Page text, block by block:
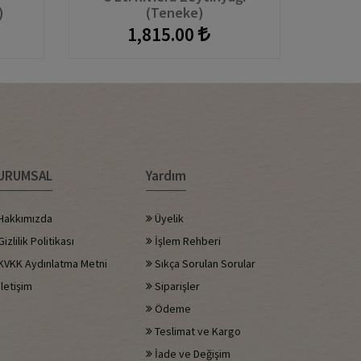
(Teneke)
1,815.00
Politikası
Aydınlatma Metni
Yardım
Üyelik
İşlem Rehberi
Sıkça Sorulan Sorular
Siparişler
Ödeme
Teslimat ve Kargo
İade ve Değişim